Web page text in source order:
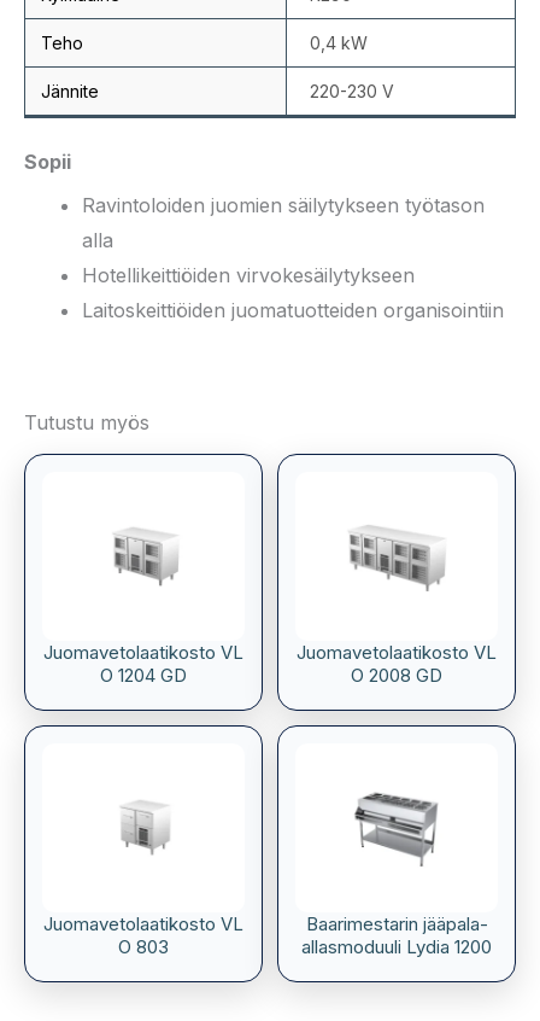
Teho 0,4 kW
Jännite 220-230 V
Sopii
Ravintoloiden juomien säilytykseen työtason
alla
Hotellikeittiöiden virvokesäilytykseen
Laitoskeittiöiden juomatuotteiden organisointiin
Tutustu myös
Juomavetolaatikosto VL
O 1204 GD
Juomavetolaatikosto VL
O 2008 GD
Juomavetolaatikosto VL
O 803
Baarimestarin jääpala-
allasmoduuli Lydia 1200